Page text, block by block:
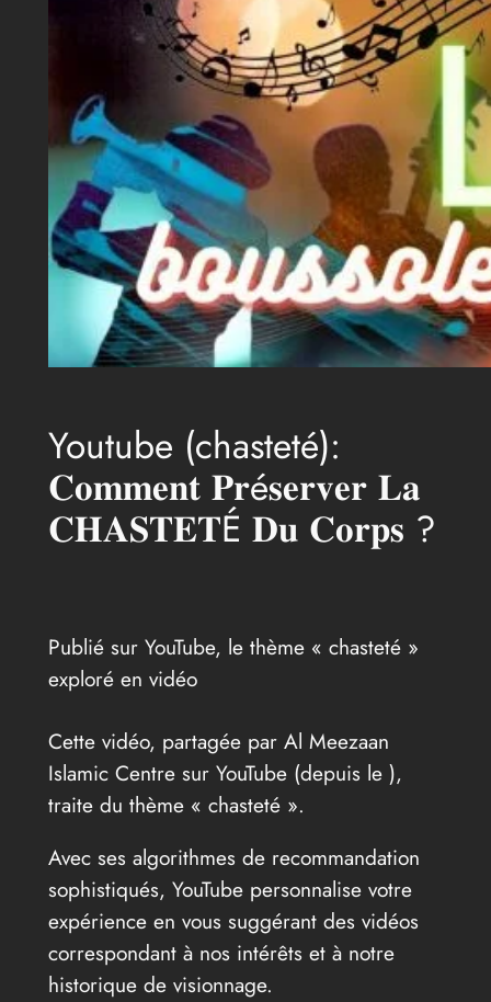
Youtube (chasteté):
𝐂𝐨𝐦𝐦𝐞𝐧𝐭 𝐏𝐫é𝐬𝐞𝐫𝐯𝐞𝐫 𝐋𝐚
𝐂𝐇𝐀𝐒𝐓𝐄𝐓É 𝐃𝐮 𝐂𝐨𝐫𝐩𝐬 ?
Publié sur YouTube, le thème « chasteté »
exploré en vidéo
Cette vidéo, partagée par Al Meezaan
Islamic Centre sur YouTube (depuis le ),
traite du thème « chasteté ».
Avec ses algorithmes de recommandation
sophistiqués, YouTube personnalise votre
expérience en vous suggérant des vidéos
correspondant à nos intérêts et à notre
historique de visionnage.